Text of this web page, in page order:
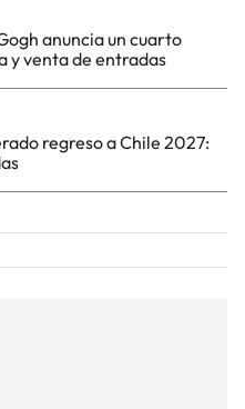
anuncia un cuarto
y venta de entradas
regreso a Chile 2027: